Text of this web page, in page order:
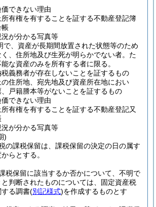
できない理由
有権を有することを証する不動産登記簿
帳
況が分かる写真等
で、資産が長期間放置された状態等のため
、住所地及び生死が明らかでない者。 た
な資産のみを所有する者に限る。
義務者が存在しないことを証するもの
住所地、宛先地及び資産所在地におい
戸籍謄本等がないことを証するもの
できない理由
有権を有することを証する不動産登記又
況が分かる写真等
)
の課税保留は、課税保留の決定の日の属す
らとする。
税保留に該当するか否かについて、不明で
判断されたものについては、固定資産税
る調書(別記様式)を作成するものとす